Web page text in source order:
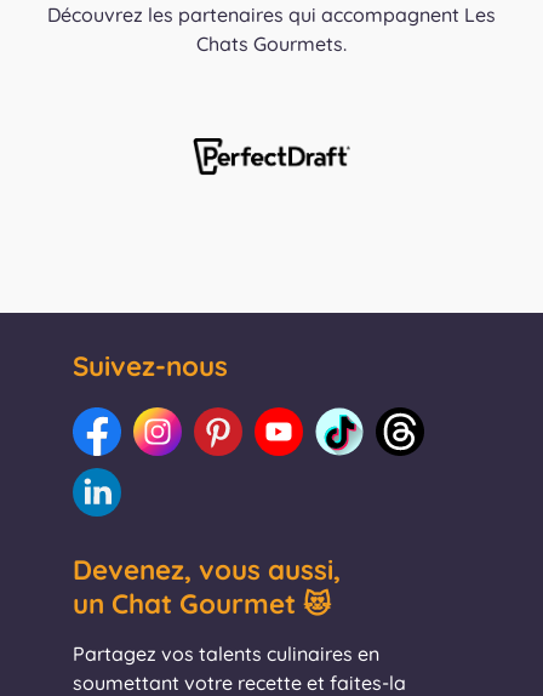
Découvrez les partenaires qui accompagnent Les
Chats Gourmets.
Suivez-nous
Devenez, vous aussi,
un Chat Gourmet 😻
Partagez vos talents culinaires en
soumettant votre recette et faites-la